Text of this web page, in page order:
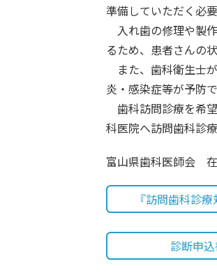
準備していただく必
入れ歯の修理や製
るため、患者さんの
また、歯科衛生士
炎・感染症等が予防で
歯科訪問診療を希
科医院へ訪問歯科診
富山県歯科医師会
『訪問歯科診
診断申